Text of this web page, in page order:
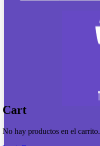
Cart
No hay productos en el carrito.